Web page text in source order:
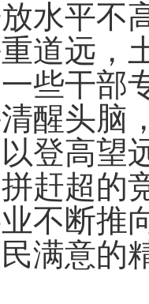
水平不
道远，
些干部
醒头脑
登高望
赶超的
不断推
满意的